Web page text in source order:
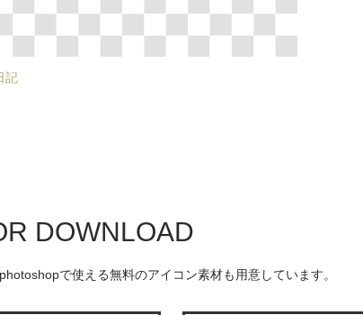
記
DOWNLOAD
で使える無料のアイコン素材も用意しています。